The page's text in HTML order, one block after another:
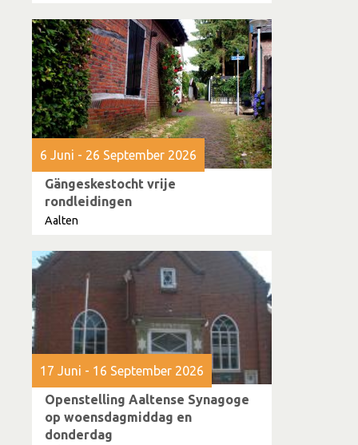
6 Juni - 26 September 2026
Gängeskestocht vrije
rondleidingen
Aalten
17 Juni - 16 September 2026
Openstelling Aaltense Synagoge
op woensdagmiddag en
donderdag